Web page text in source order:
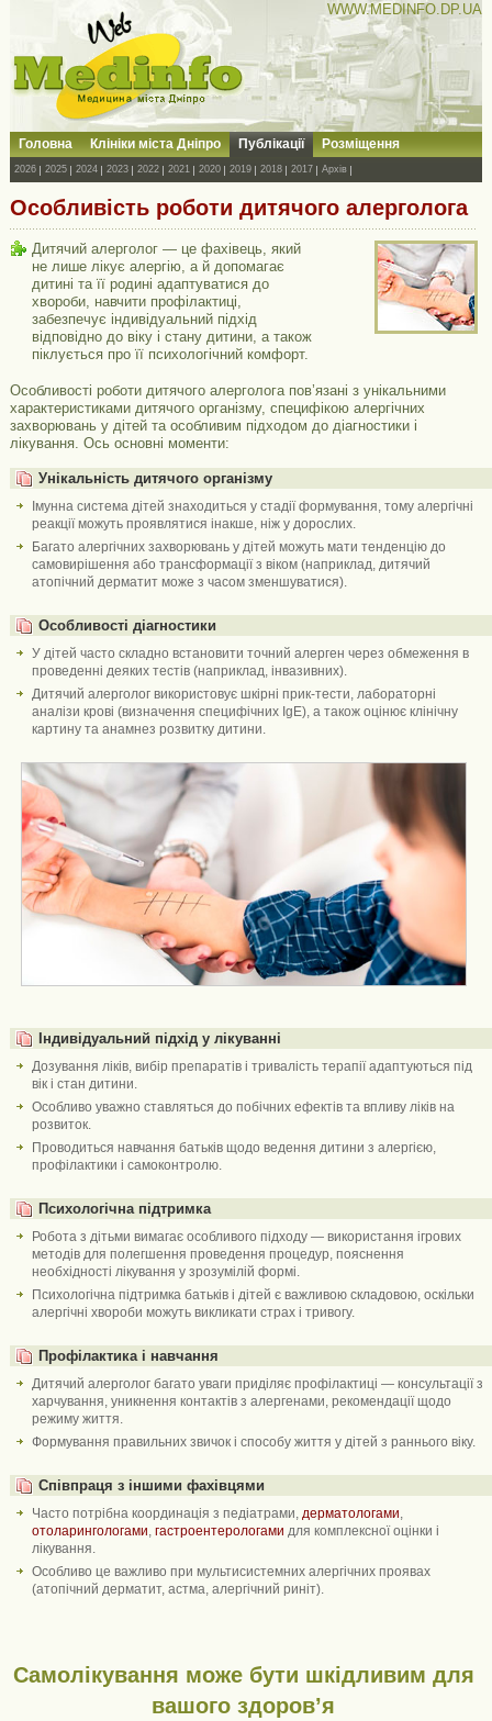
WWW.MEDINFO.DP.UA
Головна Клініки міста Дніпро Публікації Розміщення
2026 2025 2024 2023 2022 2021 2020 2019 2018 2017 Архів
Особливість роботи дитячого алерголога
Дитячий алерголог — це фахівець, який
не лише лікує алергію, а й допомагає
дитині та її родині адаптуватися до
хвороби, навчити профілактиці,
забезпечує індивідуальний підхід
відповідно до віку і стану дитини, а також
піклується про її психологічний комфорт.
Особливості роботи дитячого алерголога пов’язані з унікальними
характеристиками дитячого організму, специфікою алергічних
захворювань у дітей та особливим підходом до діагностики і
лікування. Ось основні моменти:
Унікальність дитячого організму
Імунна система дітей знаходиться у стадії формування, тому алергічні
реакції можуть проявлятися інакше, ніж у дорослих.
Багато алергічних захворювань у дітей можуть мати тенденцію до
самовирішення або трансформації з віком (наприклад, дитячий
атопічний дерматит може з часом зменшуватися).
Особливості діагностики
У дітей часто складно встановити точний алерген через обмеження в
проведенні деяких тестів (наприклад, інвазивних).
Дитячий алерголог використовує шкірні прик-тести, лабораторні
аналізи крові (визначення специфічних IgE), а також оцінює клінічну
картину та анамнез розвитку дитини.
Індивідуальний підхід у лікуванні
Дозування ліків, вибір препаратів і тривалість терапії адаптуються під
вік і стан дитини.
Особливо уважно ставляться до побічних ефектів та впливу ліків на
розвиток.
Проводиться навчання батьків щодо ведення дитини з алергією,
профілактики і самоконтролю.
Психологічна підтримка
Робота з дітьми вимагає особливого підходу — використання ігрових
методів для полегшення проведення процедур, пояснення
необхідності лікування у зрозумілій формі.
Психологічна підтримка батьків і дітей є важливою складовою, оскільки
алергічні хвороби можуть викликати страх і тривогу.
Профілактика і навчання
Дитячий алерголог багато уваги приділяє профілактиці — консультації з
харчування, уникнення контактів з алергенами, рекомендації щодо
режиму життя.
Формування правильних звичок і способу життя у дітей з раннього віку.
Співпраця з іншими фахівцями
Часто потрібна координація з педіатрами, дерматологами,
отоларингологами, гастроентерологами для комплексної оцінки і
лікування.
Особливо це важливо при мультисистемних алергічних проявах
(атопічний дерматит, астма, алергічний риніт).
Самолікування може бути шкідливим для
вашого здоров’я